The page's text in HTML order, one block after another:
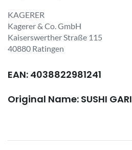
KAGERER
Kagerer & Co. GmbH
Kaiserswerther Straße 115
40880 Ratingen
EAN: 4038822981241
Original Name: SUSHI GARI